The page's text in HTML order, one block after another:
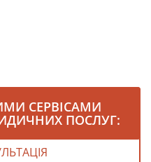
СЕРВІСАМИ
ПОСЛУГ: